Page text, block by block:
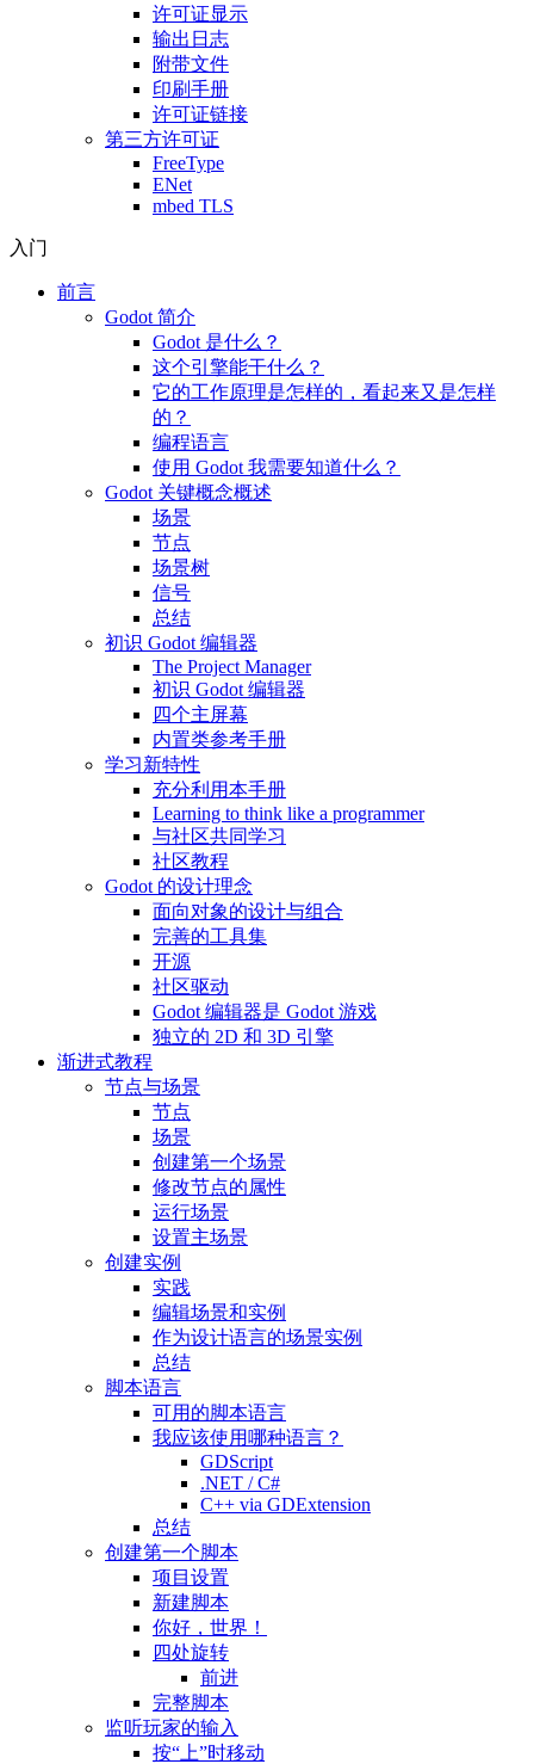
许可证显示
输出日志
附带文件
印刷手册
许可证链接
第三方许可证
FreeType
ENet
mbed TLS
入门
前言
Godot 简介
Godot 是什么？
这个引擎能干什么？
它的工作原理是怎样的，看起来又是怎样
的？
编程语言
使用 Godot 我需要知道什么？
Godot 关键概念概述
场景
节点
场景树
信号
总结
初识 Godot 编辑器
The Project Manager
初识 Godot 编辑器
四个主屏幕
内置类参考手册
学习新特性
充分利用本手册
Learning to think like a programmer
与社区共同学习
社区教程
Godot 的设计理念
面向对象的设计与组合
完善的工具集
开源
社区驱动
Godot 编辑器是 Godot 游戏
独立的 2D 和 3D 引擎
渐进式教程
节点与场景
节点
场景
创建第一个场景
修改节点的属性
运行场景
设置主场景
创建实例
实践
编辑场景和实例
作为设计语言的场景实例
总结
脚本语言
可用的脚本语言
我应该使用哪种语言？
GDScript
.NET / C#
C++ via GDExtension
总结
创建第一个脚本
项目设置
新建脚本
你好，世界！
四处旋转
前进
完整脚本
监听玩家的输入
按“上”时移动